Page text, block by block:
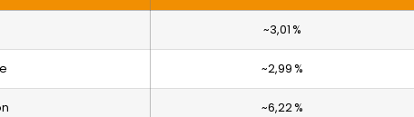
~3,01 %
~2,99 %
~6,22 %